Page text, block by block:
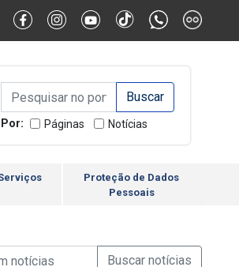
Alternar Tamanho da Fonte
Campo de Busca de
Campo de Busca de informaçõesEnviar a Busca
Por: Páginas Notícias
Proteção de Dados
Pessoais
de Busca de Notícias
Busca de informaçõesEnviar a Busca de